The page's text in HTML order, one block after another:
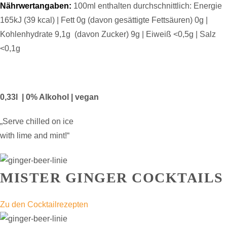
Nährwertangaben: 100ml enthalten durchschnittlich: Energie
165kJ (39 kcal) | Fett 0g (davon gesättigte Fettsäuren) 0g |
Kohlenhydrate 9,1g (davon Zucker) 9g | Eiweiß <0,5g | Salz
<0,1g
0,33l | 0% Alkohol | vegan
„Serve chilled on ice
with lime and mint!“
MISTER GINGER COCKTAILS
Zu den Cocktailrezepten